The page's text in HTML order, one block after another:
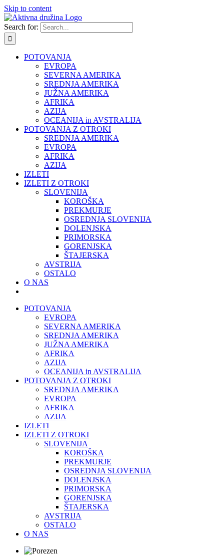
Skip to content
Search for:
POTOVANJA
EVROPA
SEVERNA AMERIKA
SREDNJA AMERIKA
JUŽNA AMERIKA
AFRIKA
AZIJA
OCEANIJA in AVSTRALIJA
POTOVANJA Z OTROKI
SREDNJA AMERIKA
EVROPA
AFRIKA
AZIJA
IZLETI
IZLETI Z OTROKI
SLOVENIJA
KOROŠKA
PREKMURJE
OSREDNJA SLOVENIJA
DOLENJSKA
PRIMORSKA
GORENJSKA
ŠTAJERSKA
AVSTRIJA
OSTALO
O NAS
POTOVANJA
EVROPA
SEVERNA AMERIKA
SREDNJA AMERIKA
JUŽNA AMERIKA
AFRIKA
AZIJA
OCEANIJA in AVSTRALIJA
POTOVANJA Z OTROKI
SREDNJA AMERIKA
EVROPA
AFRIKA
AZIJA
IZLETI
IZLETI Z OTROKI
SLOVENIJA
KOROŠKA
PREKMURJE
OSREDNJA SLOVENIJA
DOLENJSKA
PRIMORSKA
GORENJSKA
ŠTAJERSKA
AVSTRIJA
OSTALO
O NAS